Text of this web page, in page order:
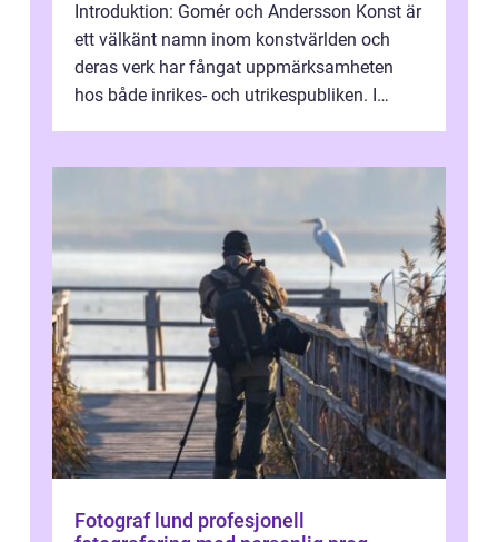
Introduktion: Gomér och Andersson Konst är
ett välkänt namn inom konstvärlden och
deras verk har fångat uppmärksamheten
hos både inrikes- och utrikespubliken. I
Fotograf lund profesjonell